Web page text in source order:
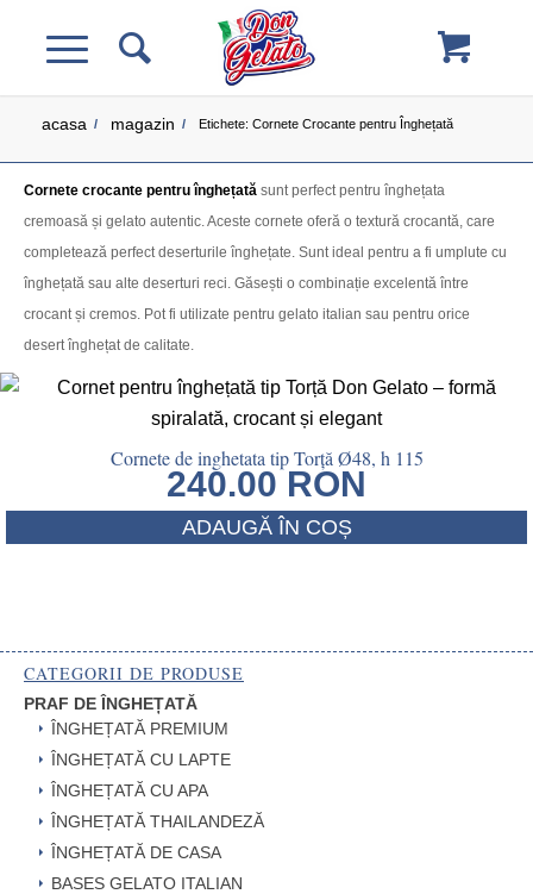
acasa / magazin / Etichete: Cornete Crocante pentru Înghețată
Cornete crocante pentru înghețată sunt perfect pentru înghețata
cremoasă și gelato autentic. Aceste cornete oferă o textură crocantă, care
completează perfect deserturile înghețate. Sunt ideal pentru a fi umplute cu
înghețată sau alte deserturi reci. Găsești o combinație excelentă între
crocant și cremos. Pot fi utilizate pentru gelato italian sau pentru orice
desert înghețat de calitate.
Cornete de inghetata tip Torță Ø48, h 115
240.00 RON
ADAUGĂ ÎN COȘ
CATEGORII DE PRODUSE
PRAF DE ÎNGHEȚATĂ
ÎNGHEȚATĂ PREMIUM
ÎNGHEȚATĂ CU LAPTE
ÎNGHEȚATĂ CU APA
ÎNGHEȚATĂ THAILANDEZĂ
ÎNGHEȚATĂ DE CASA
BASES GELATO ITALIAN